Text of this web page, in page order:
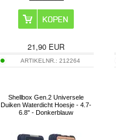
21,90 EUR
ARTIKELNR.:212264
Shellbox Gen.2 Universele
Duiken Waterdicht Hoesje - 4.7-
6.8" - Donkerblauw